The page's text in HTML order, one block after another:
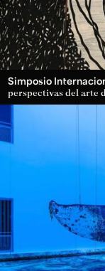
Simposio
perspectivas del arte